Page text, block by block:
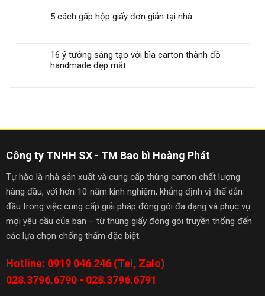
5 cách gấp hộp giấy đơn giản tại nhà
16 ý tưởng sáng tạo với bìa carton thành đồ
handmade đẹp mắt
Công ty TNHH SX - TM Bao bì Hoàng Phát
Tự hào là nhà sản xuất và cung cấp thùng carton chất lượng
hàng đầu, với hơn 10 năm kinh nghiệm, khẳng định vị thế dẫn
đầu trong việc cung cấp giải pháp đóng gói đa dạng và phục vụ
mọi yêu cầu của bạn – từ thùng giấy đóng gói truyền thống đến
các lựa chọn chống thấm đặc biệt.
Hotline: 0919 046 246 (Tel, Zalo)
028.3796.6790 - 028.3796.6791